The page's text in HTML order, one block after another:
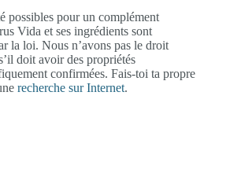
possibles pour un complément
Vida et ses ingrédients sont
la loi. Nous n’avons pas le droit
doit avoir des propriétés
confirmées. Fais-toi ta propre
recherche sur Internet.